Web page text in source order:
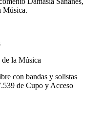
Música.
la Música
con bandas y solistas
de Cupo y Acceso